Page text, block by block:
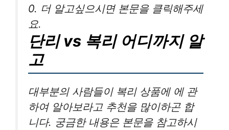
0. 더 알고싶으시면 본문을 클릭해주세
요.
단리 vs 복리 어디까지 알
고
대부분의 사람들이 복리 상품에 에 관
하여 알아보라고 추천을 많이하곤 합
니다. 궁금한 내용은 본문을 참고하시